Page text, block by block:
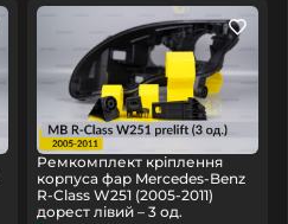
Ремкомплект кріплення
корпуса фар Mercedes-Benz
R-Class W251 (2005-2011)
дорест лівий – 3 од.